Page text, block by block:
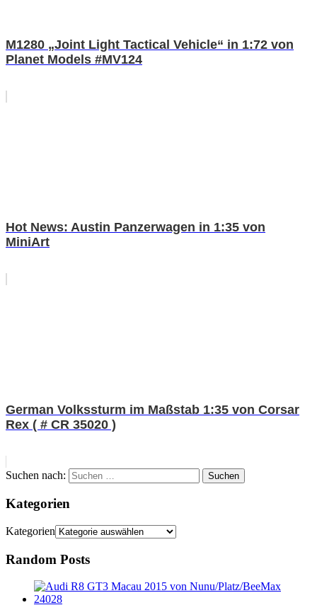
M1280 „Joint Light Tactical Vehicle“ in 1:72 von
Planet Models #MV124
Hot News: Austin Panzerwagen in 1:35 von
MiniArt
German Volkssturm im Maßstab 1:35 von Corsar
Rex ( # CR 35020 )
Suchen nach: Suchen
Kategorien
Kategorien
Random Posts